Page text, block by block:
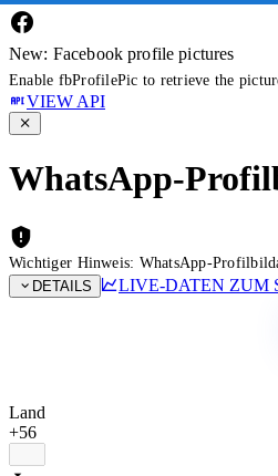
New: Facebook profile pictures
Enable fbProfilePic to retrieve the
VIEW API
WhatsApp-
Wichtiger Hinweis: WhatsApp-
DETAILS
LIVE-DATEN ZUM
Land
+56